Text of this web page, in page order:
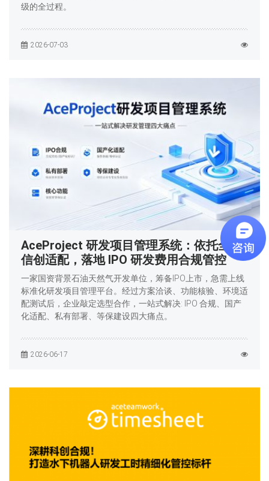
级的全过程。
2026-07-03
AceProject 研发项目管理系统：依托全栈
信创适配，落地 IPO 研发费用合规管控
一家国资背景石油天然气开发单位，筹备IPO上市，急需上线
标准化研发项目管理平台。经过方案洽谈、功能核验、环境适
配测试后，企业敲定选型合作，一站式解决: IPO 合规、国产
化适配、私有部署、等保建设四大痛点。
2026-06-17